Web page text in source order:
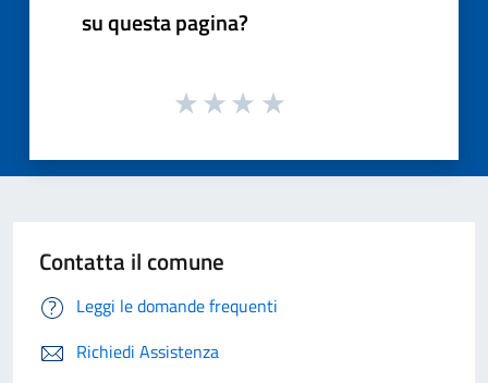
su questa pagina?
Contatta il comune
Leggi le domande frequenti
Richiedi Assistenza